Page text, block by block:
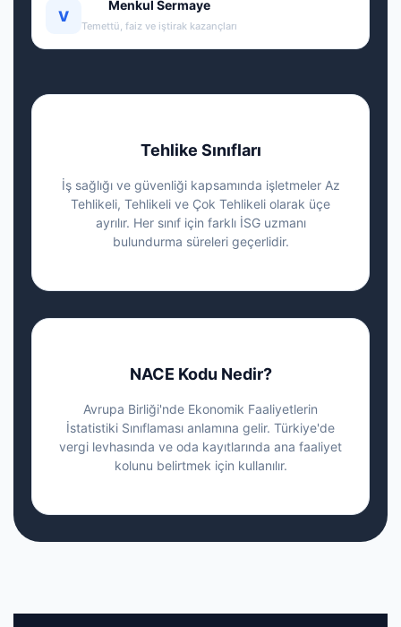
V
Menkul Sermaye
Temettü, faiz ve iştirak kazançları
Tehlike Sınıfları
İş sağlığı ve güvenliği kapsamında işletmeler Az
Tehlikeli, Tehlikeli ve Çok Tehlikeli olarak üçe
ayrılır. Her sınıf için farklı İSG uzmanı
bulundurma süreleri geçerlidir.
NACE Kodu Nedir?
Avrupa Birliği'nde Ekonomik Faaliyetlerin
İstatistiki Sınıflaması anlamına gelir. Türkiye'de
vergi levhasında ve oda kayıtlarında ana faaliyet
kolunu belirtmek için kullanılır.